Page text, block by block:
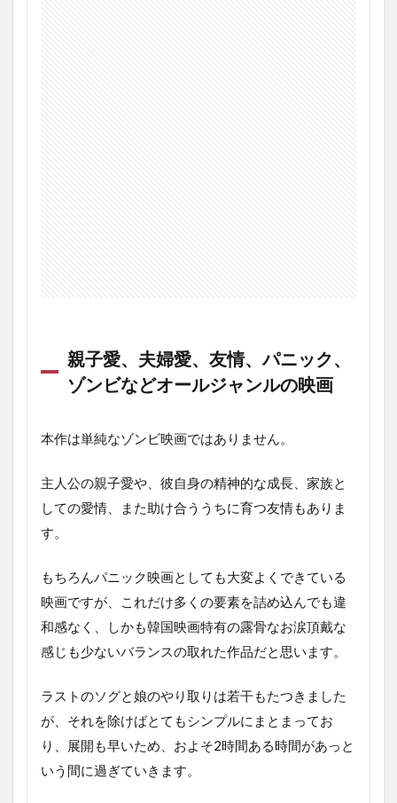
親子愛、夫婦愛、友情、パニック、
ゾンビなどオールジャンルの映画
本作は単純なゾンビ映画ではありません。
主人公の親子愛や、彼自身の精神的な成長、家族と
しての愛情、また助け合ううちに育つ友情もありま
す。
もちろんパニック映画としても大変よくできている
映画ですが、これだけ多くの要素を詰め込んでも違
和感なく、しかも韓国映画特有の露骨なお涙頂戴な
感じも少ないバランスの取れた作品だと思います。
ラストのソグと娘のやり取りは若干もたつきました
が、それを除けばとてもシンプルにまとまってお
り、展開も早いため、およそ2時間ある時間があっと
いう間に過ぎていきます。